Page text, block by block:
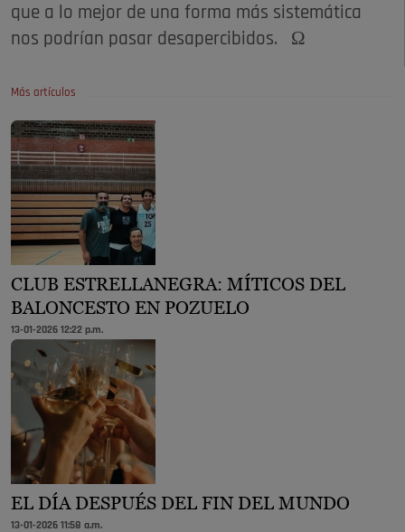
que a lo mejor de una forma más sistemática
nos podrían pasar desapercibidos. Ω
Más artículos
CLUB ESTRELLANEGRA: MÍTICOS DEL
BALONCESTO EN POZUELO
13-01-2026 12:22 p.m.
EL DÍA DESPUÉS DEL FIN DEL MUNDO
13-01-2026 11:58 a.m.